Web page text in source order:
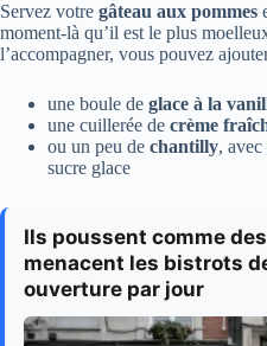
Servez votre gâteau aux pommes
moment-là qu’il est le plus
l’accompagner, vous pouvez
une boule de glace à la
une cuillerée de crème
ou un peu de chantilly,
sucre glace
Ils poussent comme
menacent les bistrots
ouverture par jour